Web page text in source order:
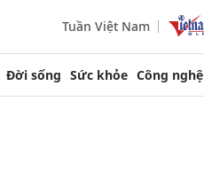
Tuần Việt Nam
Đời sống Sức khỏe Công nghệ